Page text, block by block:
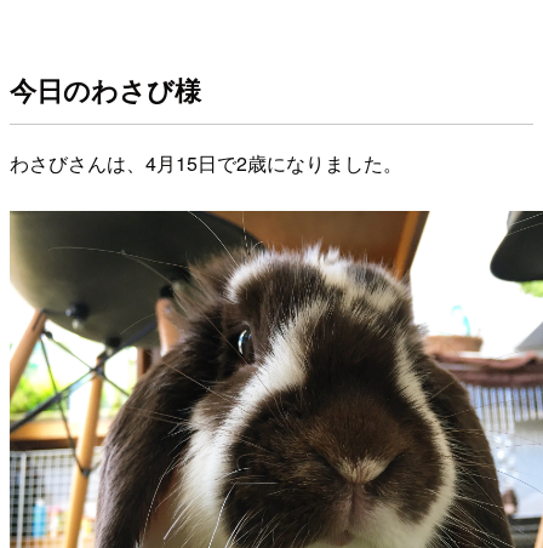
今日のわさび様
わさびさんは、4月15日で2歳になりました。